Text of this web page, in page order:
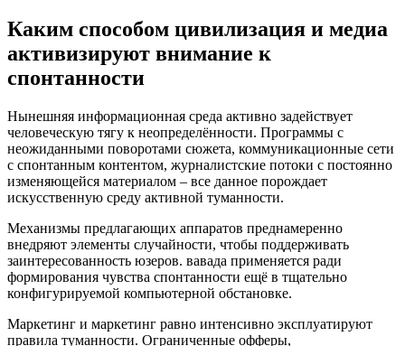
Каким способом цивилизация и медиа
активизируют внимание к
спонтанности
Нынешняя информационная среда активно задействует
человеческую тягу к неопределённости. Программы с
неожиданными поворотами сюжета, коммуникационные сети
с спонтанным контентом, журналистские потоки с постоянно
изменяющейся материалом – все данное порождает
искусственную среду активной туманности.
Механизмы предлагающих аппаратов преднамеренно
внедряют элементы случайности, чтобы поддерживать
заинтересованность юзеров. вавада применяется ради
формирования чувства спонтанности ещё в тщательно
конфигурируемой компьютерной обстановке.
Маркетинг и маркетинг равно интенсивно эксплуатируют
правила туманности. Ограниченные офферы,